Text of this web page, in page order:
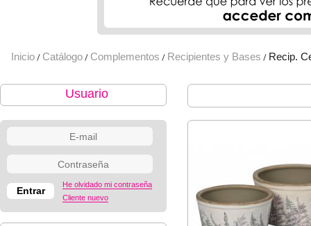
Inicio / Catálogo / Complementos / Recipientes y Bases / Recip.
Usuario
He olvidado mi contraseña
Cliente nuevo